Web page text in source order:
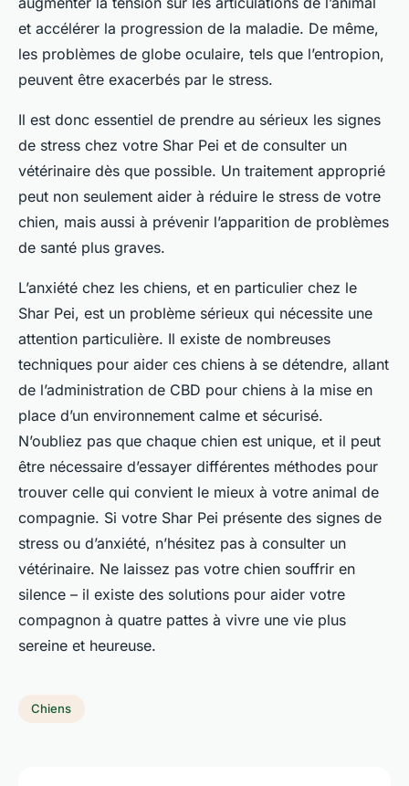
et accélérer la progression de la maladie. De même,
les problèmes de globe oculaire, tels que l’entropion,
peuvent être exacerbés par le stress.
Il est donc essentiel de prendre au sérieux les signes
de stress chez votre Shar Pei et de consulter un
vétérinaire dès que possible. Un traitement approprié
peut non seulement aider à réduire le stress de votre
chien, mais aussi à prévenir l’apparition de problèmes
de santé plus graves.
L’anxiété chez les chiens, et en particulier chez le
Shar Pei, est un problème sérieux qui nécessite une
attention particulière. Il existe de nombreuses
techniques pour aider ces chiens à se détendre, allant
de l’administration de CBD pour chiens à la mise en
place d’un environnement calme et sécurisé.
N’oubliez pas que chaque chien est unique, et il peut
être nécessaire d’essayer différentes méthodes pour
trouver celle qui convient le mieux à votre animal de
compagnie. Si votre Shar Pei présente des signes de
stress ou d’anxiété, n’hésitez pas à consulter un
vétérinaire. Ne laissez pas votre chien souffrir en
silence – il existe des solutions pour aider votre
compagnon à quatre pattes à vivre une vie plus
sereine et heureuse.
Chiens